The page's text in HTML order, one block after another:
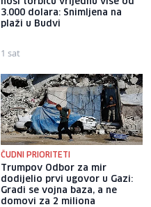
3.000 dolara: Snimljena na
plaži u Budvi
1 sat
ČUDNI PRIORITETI
Trumpov Odbor za mir
dodijelio prvi ugovor u Gazi:
Gradi se vojna baza, a ne
domovi za 2 miliona